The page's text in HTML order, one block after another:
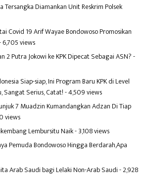
Tersangka Diamankan Unit Reskrim Polsek
Covid 19 Arif Wayae Bondowoso Promosikan
6,705 views
2 Putra Jokowi ke KPK Dipecat Sebagai ASN?-
Siap-siap, Ini Program Baru KPK di Level
Sangat Serius, Catat!- 4,509 views
7 Muadzin Kumandangkan Adzan Di Tiap
views
Lembursitu Naik- 3,108 views
Pemuda Bondowoso Hingga Berdarah,Apa
Arab Saudi bagi Lelaki Non-Arab Saudi- 2,928